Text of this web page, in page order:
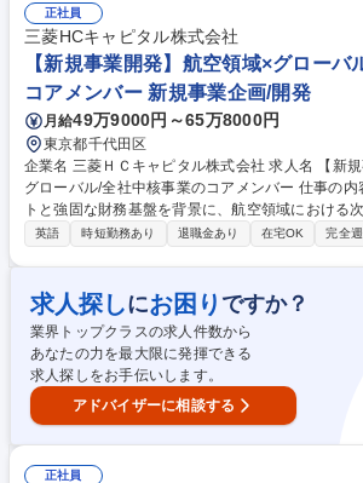
の外部専門家との調整、社内各部署との連携、国
ナム・マレーシア・インドネシア等）の推進を通
全体のマネジメントを行います。 ★常務執行役直
離が近く、意思決定の早い環境 ★東南アジアを中
月に1回程度で2-3日の短期滞在 募集職種 27年3月入社【M&A企画】ベテ
ラン/金融機関出身者歓迎/プレイングマネージャー
正社員
三菱HCキャピタル株式会社
【新規事業開発】航空領域×グローバ
コアメンバー 新規事業企画/開発
月給49万9000円～65万8000円
東京都千代田区
企業名 三菱ＨＣキャピタル株式会社 求人名 【新規事業開発】航空領域×
グローバル/全社中核事業のコアメンバー 仕事の内容 国内最大手のアセッ
トと強固な財務基盤を背景に、航空領域における
ます。グローバルな市場調査から戦略立案、パー
における、新規分野 の調査・分析、進出検討・計
者との折衝、事業化模索■事業化、ビジネス展開・
応じ組織化）、モニタリング・管理 募集職種 【新規事業開発】航空領域×
グローバル/全社中核事業のコアメンバー
英語 時短勤務あり 退職金あり 在宅OK 完全
求人探しにお困り ですか？
業界トップクラスの求人件数から
あなたの力を最大限に発揮できる
求人探しをお手伝いします。
アドバイザーに相談する
正社員